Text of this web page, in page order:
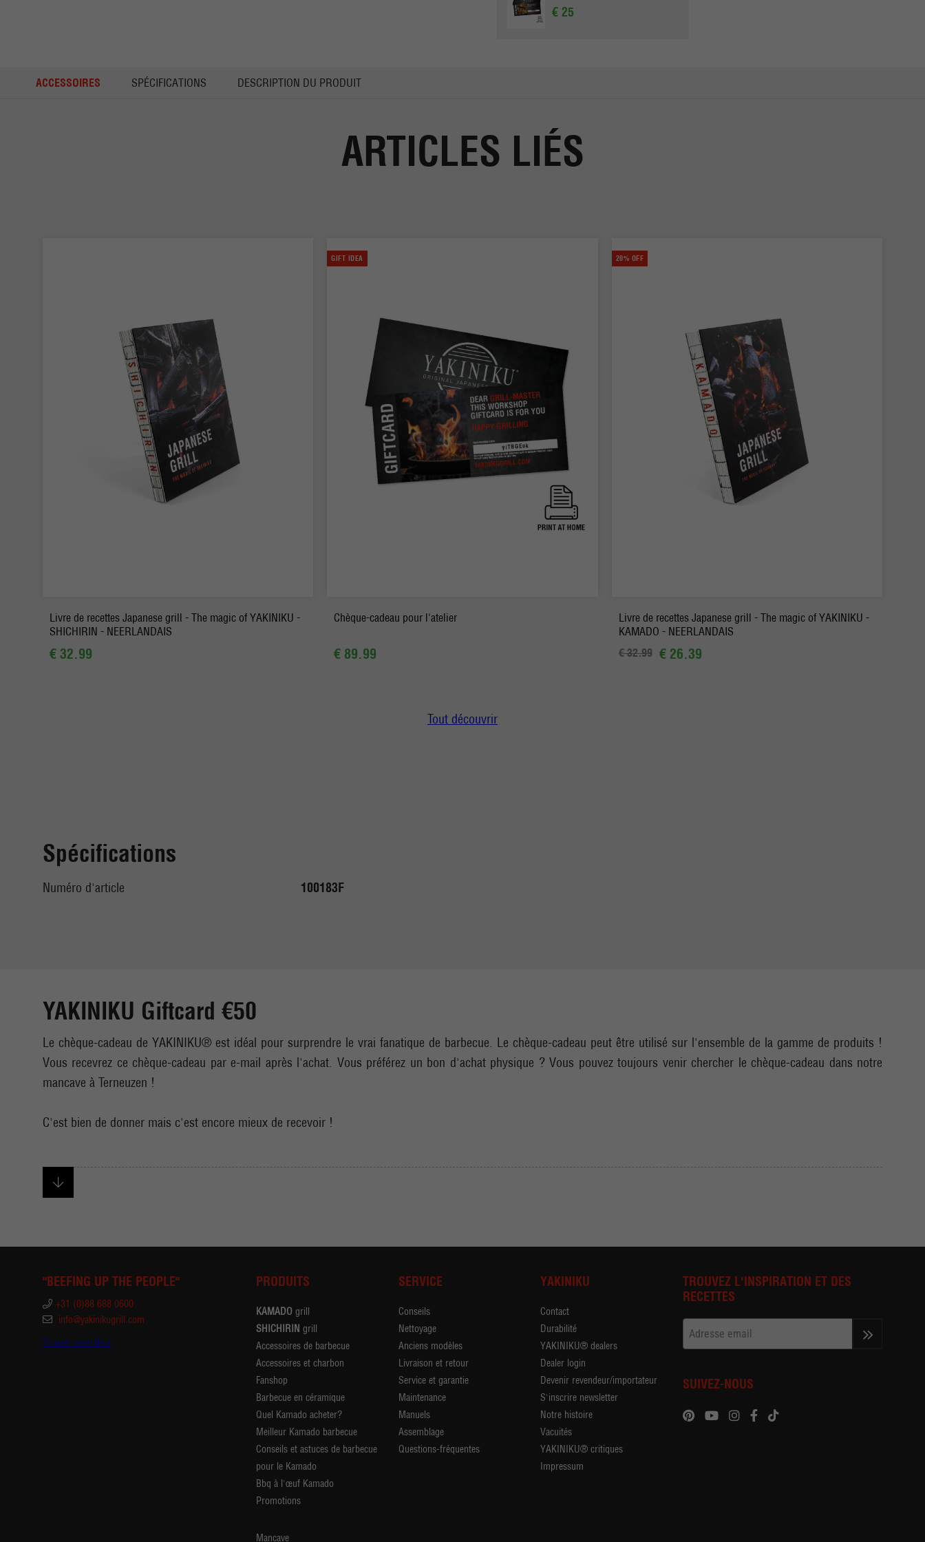
€ 25
ACCESSOIRES SPÉCIFICATIONS DESCRIPTION DU PRODUIT
ARTICLES LIÉS
Livre de recettes Japanese grill - The magic of YAKINIKU -
SHICHIRIN - NEERLANDAIS
€ 32.99
GIFT IDEA
Chèque-cadeau pour l'atelier
€ 89.99
20% OFF
Livre de recettes Japanese grill - The magic of YAKINIKU -
KAMADO - NEERLANDAIS
€ 32.99 € 26.39
Tout découvrir
Spécifications
Numéro d'article 100183F
YAKINIKU Giftcard €50
Le chèque-cadeau de YAKINIKU® est idéal pour surprendre le vrai fanatique de barbecue. Le chèque-cadeau peut être utilisé sur l'ensemble de la gamme de produits !
Vous recevrez ce chèque-cadeau par e-mail après l'achat. Vous préférez un bon d'achat physique ? Vous pouvez toujours venir chercher le chèque-cadeau dans notre
mancave à Terneuzen !
C'est bien de donner mais c'est encore mieux de recevoir !
"BEEFING UP THE PEOPLE"
+31 (0)88 688 0600
info@yakinikugrill.com
Trouver revendeur
PRODUITS
KAMADO grill
SHICHIRIN grill
Accessoires de barbecue
Accessoires et charbon
Fanshop
Barbecue en céramique
Quel Kamado acheter?
Meilleur Kamado barbecue
Conseils et astuces de barbecue
pour le Kamado
Bbq à l'œuf Kamado
Promotions
Mancave
SERVICE
Conseils
Nettoyage
Anciens modèles
Livraison et retour
Service et garantie
Maintenance
Manuels
Assemblage
Questions-fréquentes
YAKINIKU
Contact
Durabilité
YAKINIKU® dealers
Dealer login
Devenir revendeur/importateur
S'inscrire newsletter
Notre histoire
Vacuités
YAKINIKU® critiques
Impressum
TROUVEZ L'INSPIRATION ET DES
RECETTES
SUIVEZ-NOUS